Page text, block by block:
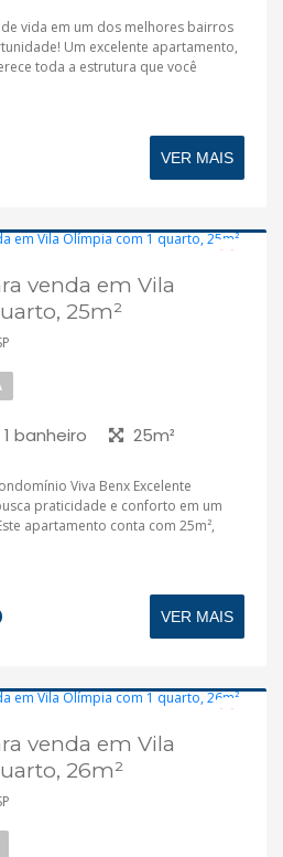
vida em um dos melhores bairros
Um excelente apartamento,
toda a estrutura que você
VER MAIS
Aceita financiamento
venda em Vila
25m²
1 banheiro 25m²
Viva Benx Excelente
praticidade e conforto em um
apartamento conta com 25m²,
VER MAIS
venda em Vila
26m²